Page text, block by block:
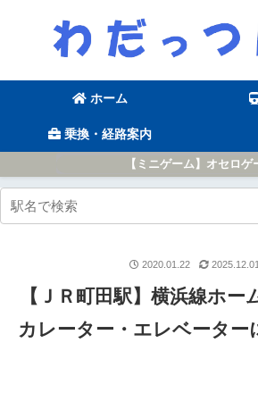
ホーム
乗換・経路案内
【ミニゲーム】オセロゲ
【ＪＲ町田駅】横浜線ホー
カレーター・エレベーター
2020.01.22 2025.12.01